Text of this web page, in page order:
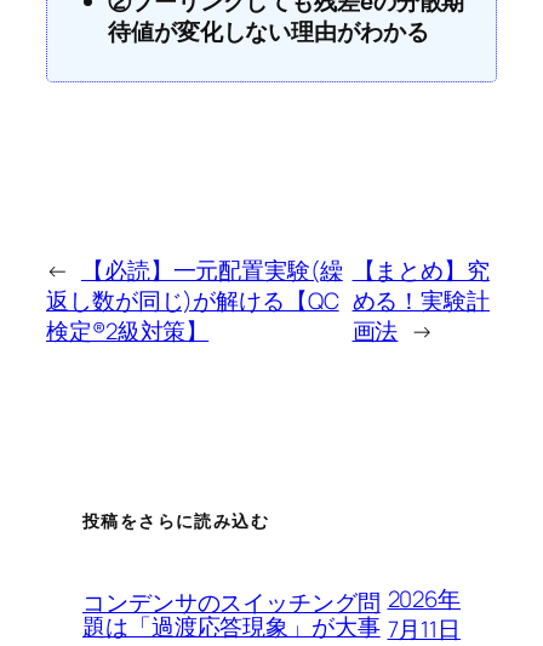
待値が変化しない理由がわかる
←
【必読】一元配置実験(繰
返し数が同じ)が解ける【QC
検定®2級対策】
【まとめ】究
める！実験計
画法 →
投稿をさらに読み込む
コンデンサのスイッチング問
題は「過渡応答現象」が大事
2026年
7月11日